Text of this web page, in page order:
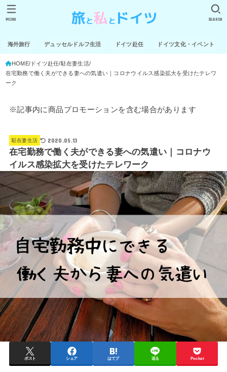
海外旅行 デュッセルドルフ生活 ドイツ赴任 ドイツ文化・イベント
SEARCH
MENU
HOME ドイツ赴任 駐在妻生活
在宅勤務で働く夫ができる妻への気遣い｜コロナウイルス感染拡大を受けたテレワ
ーク
※記事内に商品プロモーションを含む場合があります
駐在妻生活 2020.05.13
在宅勤務で働く夫ができる妻への気遣い｜コロナウ
イルス感染拡大を受けたテレワーク
ポスト シェア はてブ 送る Pocket